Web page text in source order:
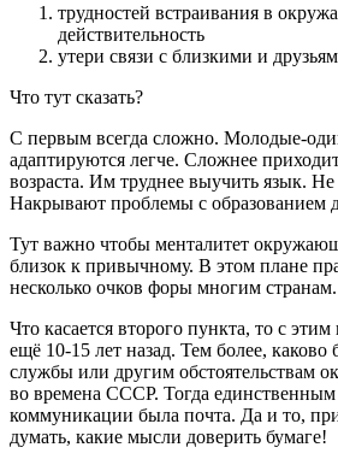
трудностей встраивания в
действительность
утери связи с близкими и
Что тут сказать?
С первым всегда сложно. Молодые-
адаптируются легче. Сложнее
возраста. Им труднее выучить язык. Не
Накрывают проблемы с образованием
Тут важно чтобы менталитет
близок к привычному. В этом плане
несколько очков форы многим странам.
Что касается второго пункта, то с
ещё 10-15 лет назад. Тем более,
службы или другим обстоятельствам
во времена СССР. Тогда
коммуникации была почта. Да и то,
думать, какие мысли доверить бумаге!